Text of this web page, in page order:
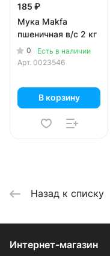
185 ₽
Мука Makfa
пшеничная в/с 2 кг
0
Есть в наличии
Арт. 0023546
В корзину
Назад к списку
Интернет-магазин